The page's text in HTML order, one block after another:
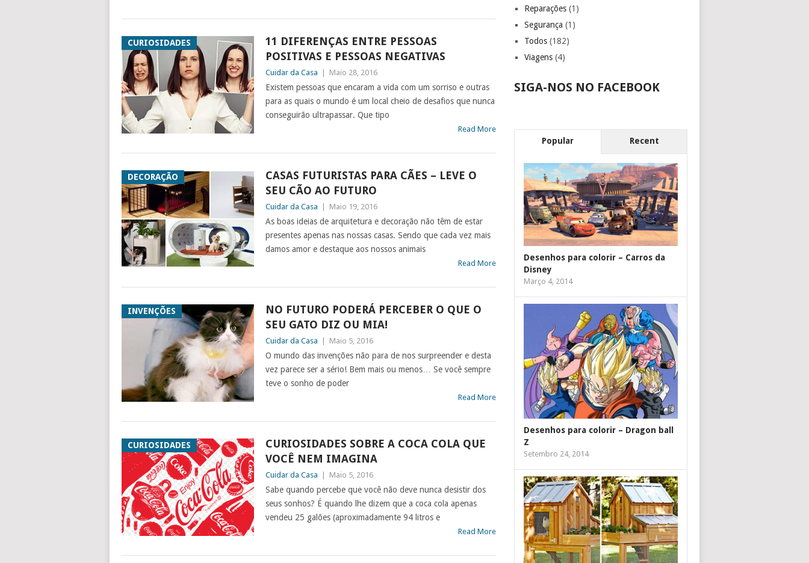
CURIOSIDADES
11 DIFERENÇAS ENTRE PESSOAS
POSITIVAS E PESSOAS NEGATIVAS
Cuidar da Casa Maio 28, 2016
Existem pessoas que encaram a vida com um sorriso e outras
para as quais o mundo é um local cheio de desafios que nunca
conseguirão ultrapassar. Que tipo
Read More
DECORAÇÃO
CASAS FUTURISTAS PARA CÃES – LEVE O
SEU CÃO AO FUTURO
Cuidar da Casa Maio 19, 2016
As boas ideias de arquitetura e decoração não têm de estar
presentes apenas nas nossas casas. Sendo que cada vez mais
damos amor e destaque aos nossos animais
Read More
INVENÇÕES
NO FUTURO PODERÁ PERCEBER O QUE O
SEU GATO DIZ OU MIA!
Cuidar da Casa Maio 5, 2016
O mundo das invenções não para de nos surpreender e desta
vez parece ser a sério! Bem mais ou menos… Se você sempre
teve o sonho de poder
Read More
CURIOSIDADES
CURIOSIDADES SOBRE A COCA COLA QUE
VOCÊ NEM IMAGINA
Cuidar da Casa Maio 5, 2016
Sabe quando percebe que você não deve nunca desistir dos
seus sonhos? É quando lhe dizem que a coca cola apenas
vendeu 25 galões (aproximadamente 94 litros e
Read More
Reparações (1)
Segurança (1)
Todos (182)
Viagens (4)
SIGA-NOS NO FACEBOOK
Popular Recent
Desenhos para colorir – Carros da
Disney
Março 4, 2014
Desenhos para colorir – Dragon ball
Z
Setembro 24, 2014